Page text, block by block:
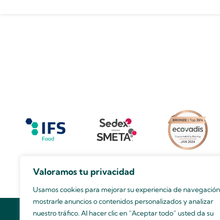
Valoramos tu privacidad
Usamos cookies para mejorar su experiencia de
mostrarle anuncios o contenidos personalizados y analizar
nuestro tráfico. Al hacer clic en “Aceptar todo” usted da su